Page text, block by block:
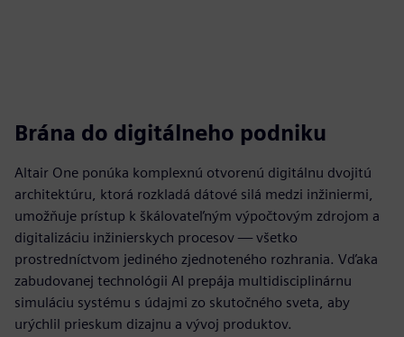
Brána do digitálneho podniku
Altair One ponúka komplexnú otvorenú digitálnu dvojitú
architektúru, ktorá rozkladá dátové silá medzi inžiniermi,
umožňuje prístup k škálovateľným výpočtovým zdrojom a
digitalizáciu inžinierskych procesov — všetko
prostredníctvom jediného zjednoteného rozhrania. Vďaka
zabudovanej technológii AI prepája multidisciplinárnu
simuláciu systému s údajmi zo skutočného sveta, aby
urýchlil prieskum dizajnu a vývoj produktov.